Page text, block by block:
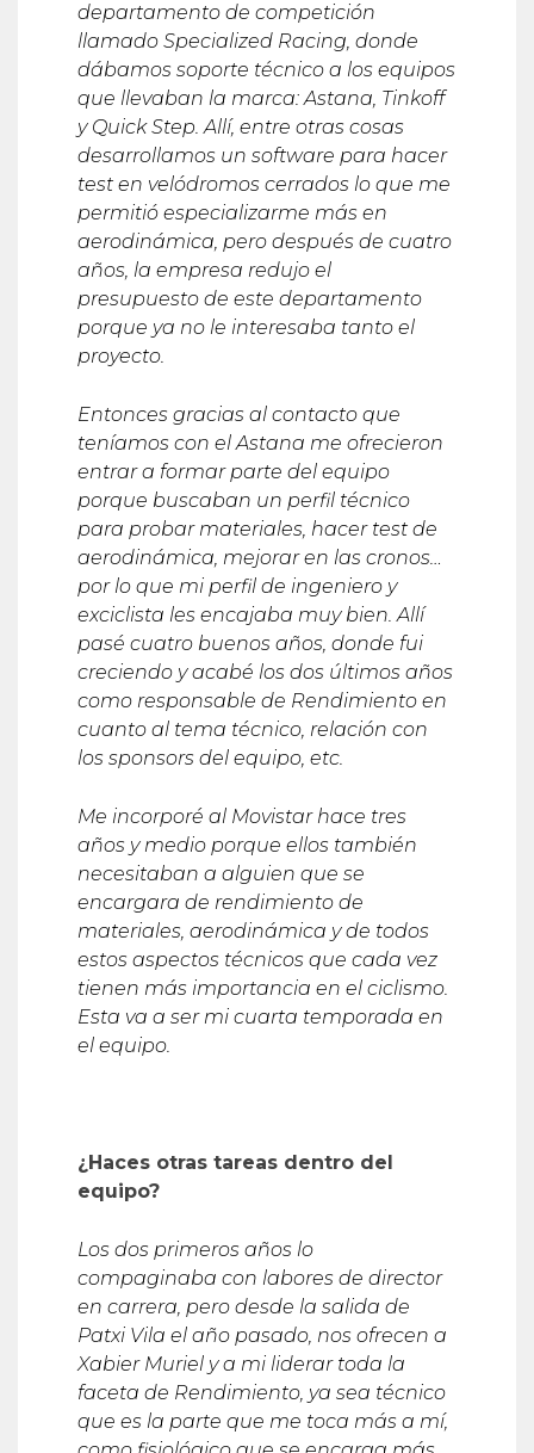
departamento de competición
llamado Specialized Racing, donde
dábamos soporte técnico a los equipos
que llevaban la marca: Astana, Tinkoff
y Quick Step. Allí, entre otras cosas
desarrollamos un software para hacer
test en velódromos cerrados lo que me
permitió especializarme más en
aerodinámica, pero después de cuatro
años, la empresa redujo el
presupuesto de este departamento
porque ya no le interesaba tanto el
proyecto.
Entonces gracias al contacto que
teníamos con el Astana me ofrecieron
entrar a formar parte del equipo
porque buscaban un perfil técnico
para probar materiales, hacer test de
aerodinámica, mejorar en las cronos…
por lo que mi perfil de ingeniero y
exciclista les encajaba muy bien. Allí
pasé cuatro buenos años, donde fui
creciendo y acabé los dos últimos años
como responsable de Rendimiento en
cuanto al tema técnico, relación con
los sponsors del equipo, etc.
Me incorporé al Movistar hace tres
años y medio porque ellos también
necesitaban a alguien que se
encargara de rendimiento de
materiales, aerodinámica y de todos
estos aspectos técnicos que cada vez
tienen más importancia en el ciclismo.
Esta va a ser mi cuarta temporada en
el equipo.
¿Haces otras tareas dentro del
equipo?
Los dos primeros años lo
compaginaba con labores de director
en carrera, pero desde la salida de
Patxi Vila el año pasado, nos ofrecen a
Xabier Muriel y a mi liderar toda la
faceta de Rendimiento, ya sea técnico
que es la parte que me toca más a mí,